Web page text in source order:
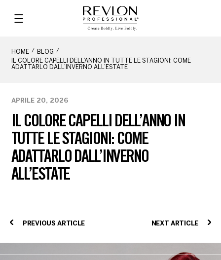
HOME
BLOG
IL COLORE CAPELLI DELL’ANNO IN TUTTE LE STAGIONI: COME
ADATTARLO DALL’INVERNO ALL’ESTATE
IL COLORE CAPELLI DELL’ANNO IN
TUTTE LE STAGIONI: COME
ADATTARLO DALL’INVERNO
ALL’ESTATE
APRILE 20, 2026
PREVIOUS ARTICLE NEXT ARTICLE